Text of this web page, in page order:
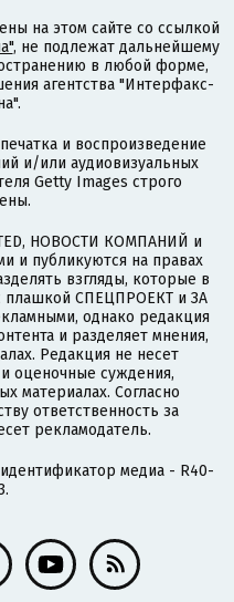
на этом сайте со ссылкой
, не подлежат дальнейшему
в любой форме,
агентства "Интерфакс-
и воспроизведение
и/или аудиовизуальных
Getty Images строго
НОВОСТИ КОМПАНИЙ и
и публикуются на правах
взгляды, которые в
плашкой СПЕЦПРОЕКТ и ЗА
однако редакция
и разделяет мнения,
Редакция не несет
оценочные суждения,
материалах. Согласно
ответственность за
рекламодатель.
медиа - R40-